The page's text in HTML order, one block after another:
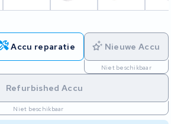
Accu reparatie Nieuwe Accu
Niet beschikbaar
Refurbished Accu
Niet beschikbaar